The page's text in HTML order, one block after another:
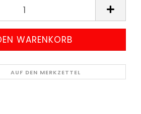
AUF DEN MERKZETTEL